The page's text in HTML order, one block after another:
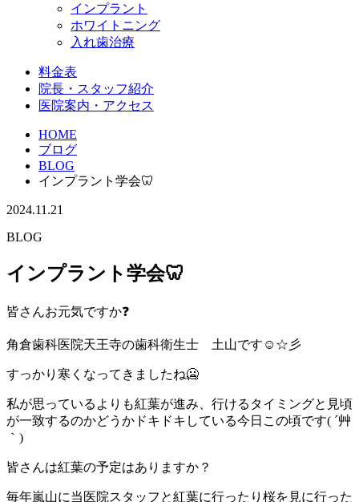
インプラント
ホワイトニング
入れ歯治療
料金表
院長・スタッフ紹介
医院案内・アクセス
HOME
ブログ
BLOG
インプラント学会🦷
2024.11.21
BLOG
インプラント学会🦷
皆さんお元気ですか❓
角倉歯科医院天王寺の歯科衛生士 土山です☺☆彡
すっかり寒くなってきましたね🥶
私が思っているよりも紅葉が進み、行けるタイミングと見頃
が一致するのかどうかドキドキしている今日この頃です( ´艸
｀)
皆さんは紅葉の予定はありますか？
毎年嵐山に当医院スタッフと紅葉に行ったり桜を見に行った